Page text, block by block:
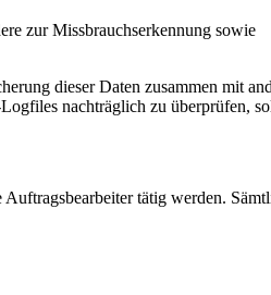
zur Missbrauchserkennung sowie
dieser Daten zusammen mit
nachträglich zu überprüfen,
tätig werden.